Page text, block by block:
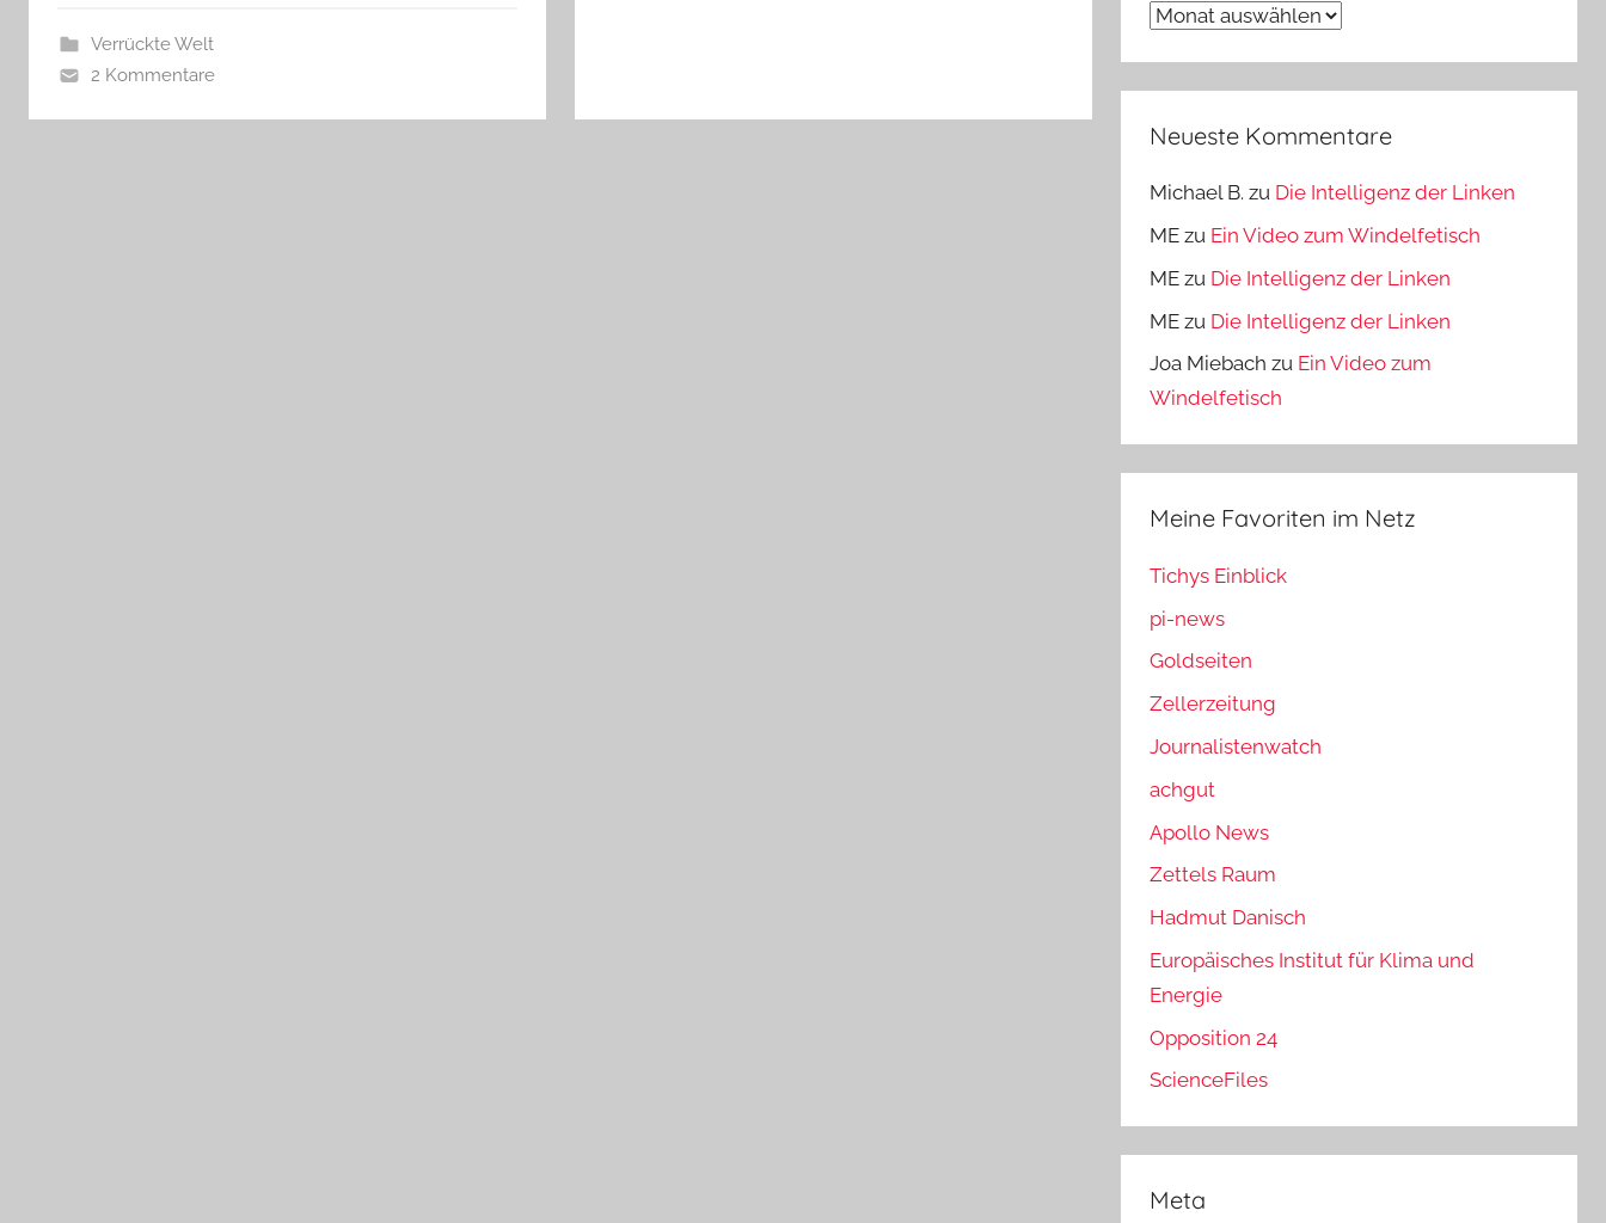
Verrückte Welt
2 Kommentare
Archiv
Neueste Kommentare
Michael B. zu Die Intelligenz der Linken
ME zu Ein Video zum Windelfetisch
ME zu Die Intelligenz der Linken
ME zu Die Intelligenz der Linken
Joa Miebach zu Ein Video zum
Windelfetisch
Meine Favoriten im Netz
Tichys Einblick
pi-news
Goldseiten
Zellerzeitung
Journalistenwatch
achgut
Apollo News
Zettels Raum
Hadmut Danisch
Europäisches Institut für Klima und
Energie
Opposition 24
ScienceFiles
Meta